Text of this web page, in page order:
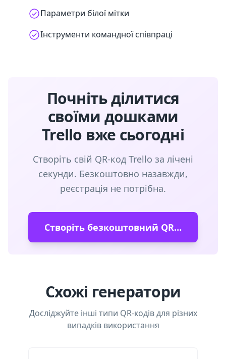
Параметри білої мітки
Інструменти командної співпраці
Почніть ділитися
своїми дошками
Trello вже сьогодні
Створіть свій QR-код Trello за лічені
секунди. Безкоштовно назавжди,
реєстрація не потрібна.
Створіть безкоштовний QR-код
Схожі генератори
Досліджуйте інші типи QR-кодів для різних
випадків використання